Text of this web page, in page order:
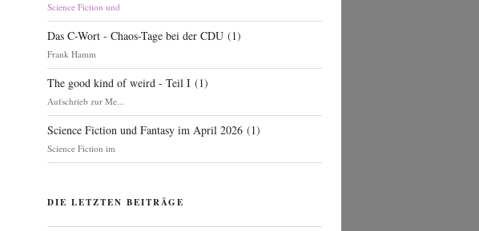
Science Fiction und
Das C-Wort - Chaos-Tage bei der CDU (1)
Frank Hamm
The good kind of weird - Teil I (1)
Aufschrieb zur Me...
Science Fiction und Fantasy im April 2026 (1)
Science Fiction im
DIE LETZTEN BEITRÄGE